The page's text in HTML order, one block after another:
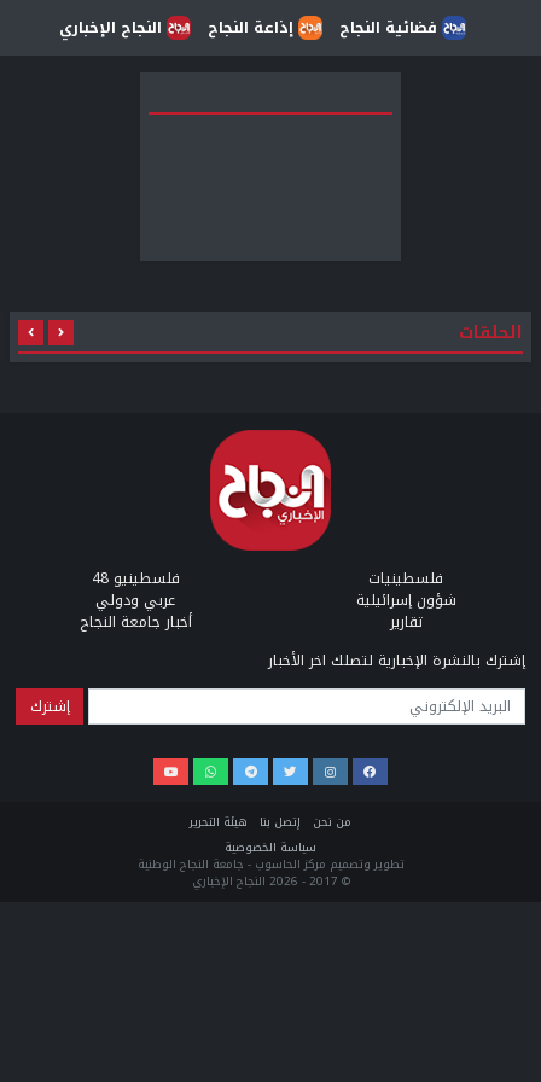
فضائية النجاح إذاعة النجاح النجاح الإخباري
الحلقات
فلسطينيات فلسطينيو 48
شؤون إسرائيلية عربي ودولي
تقارير
أخبار جامعة النجاح
إشترك بالنشرة الإخبارية لتصلك اخر الأخبار
البريد الإلكتروني
من نحن إتصل بنا
هيئة التحرير
سياسة الخصوصية
تطوير وتصميم مركز الحاسوب - جامعة النجاح الوطنية
© 2017 - 2026 النجاح الإخباري